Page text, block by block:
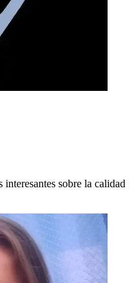
interesantes sobre la calidad